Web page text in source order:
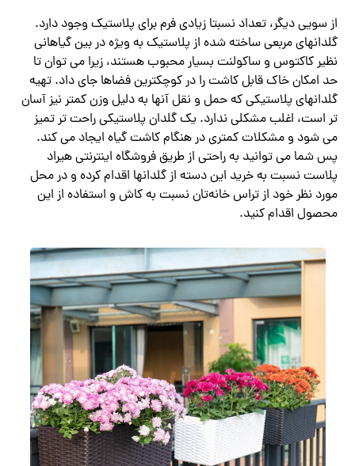
از سویی دیگر، تعداد نسبتا زیادی فرم برای پلاستیک وجود دارد.
گلدانهای مربعی ساخته شده از پلاستیک به ویژه در بین گیاهانی
نظیر کاکتوس و ساکولنت بسیار محبوب هستند، زیرا می توان تا
حد امکان خاک قابل کاشت را در کوچکترین فضاها جای داد. تهیه
گلدانهای پلاستیکی که حمل و نقل آنها به دلیل وزن کمتر نیز آسان
تر است، اغلب مشکلی ندارد. یک گلدان پلاستیکی راحت ‌تر تمیز
می ‌شود و مشکلات کمتری در هنگام کاشت گیاه ایجاد می ‌کند.
پس شما می توانید به راحتی از طریق فروشگاه اینترنتی هیراد
پلاست نسبت به خرید این دسته از گلدانها اقدام کرده و در محل
مورد نظر خود از تراس خانه‌تان نسبت به کاش و استفاده از این
محصول اقدام کنید.